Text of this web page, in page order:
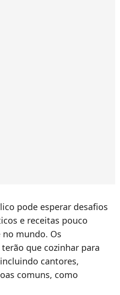
pode esperar desafios
e receitas pouco
no mundo. Os
que cozinhar para
cantores,
comuns, como